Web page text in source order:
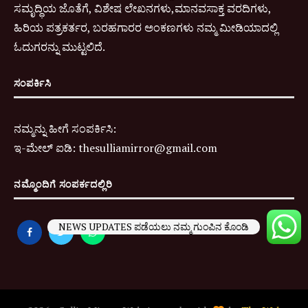
ಸಮೃದ್ಧಿಯ ಜೊತೆಗೆ, ವಿಶೇಷ ಲೇಖನಗಳು,ಮಾನವಸಾಕ್ತ ವರದಿಗಳು,
ಹಿರಿಯ ಪತ್ರಕರ್ತರ, ಬರಹಗಾರರ ಅಂಕಣಗಳು ನಮ್ಮ ಮೀಡಿಯಾದಲ್ಲಿ
ಓದುಗರನ್ನು ಮುಟ್ಟಲಿದೆ.
ಸಂಪರ್ಕಿಸಿ
ನಮ್ಮನ್ನು ಹೀಗೆ ಸಂಪರ್ಕಿಸಿ:
ಇ-ಮೇಲ್ ಐಡಿ: thesulliamirror@gmail.com
ನಮ್ಮೊಂದಿಗೆ ಸಂಪರ್ಕದಲ್ಲಿರಿ
NEWS UPDATES ಪಡೆಯಲು ನಮ್ಮ ಗುಂಪಿನ ಕೊಂಡಿ